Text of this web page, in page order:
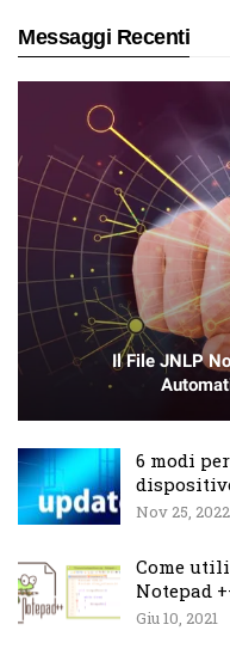
Messaggi Recenti
Il File JNLP
6 modi
Nov 25, 2022
Come
Notepad
Giu 10, 2021